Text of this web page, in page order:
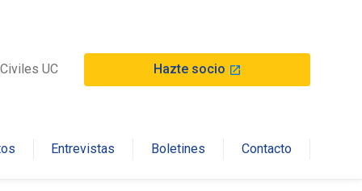
UC Hazte socio launch
Entrevistas Boletines Contacto